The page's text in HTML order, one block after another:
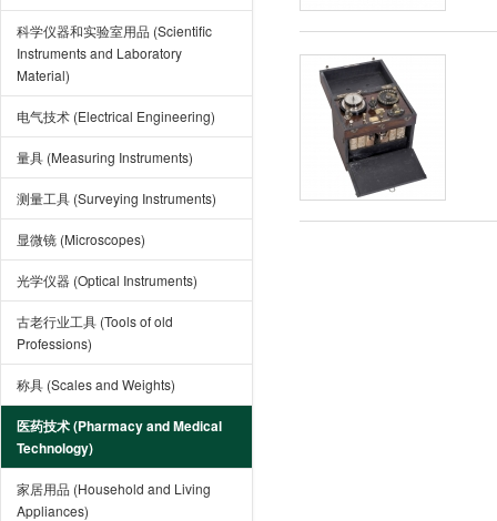
科学仪器和实验室用品 (Scientific
Instruments and Laboratory
Material)
电气技术 (Electrical Engineering)
量具 (Measuring Instruments)
测量工具 (Surveying Instruments)
显微镜 (Microscopes)
光学仪器 (Optical Instruments)
古老行业工具 (Tools of old
Professions)
称具 (Scales and Weights)
医药技术 (Pharmacy and Medical
Technology)
家居用品 (Household and Living
Appliances)